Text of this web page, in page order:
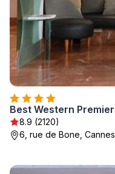
8.9 (2120)
6, rue de Bone, Cannes